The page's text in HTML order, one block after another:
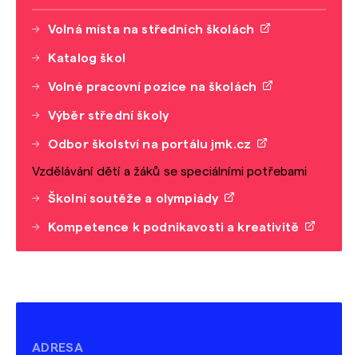
Volná místa na středních školách
Katalog škol
Volné pracovní pozice na školách
Výběr střední školy
Odbor školství na portálu jmk.cz
Vzdělávání dětí a žáků se speciálními potřebami
Školní soutěže a olympiády
Kompetence k podnikavosti a kreativitě
ADRESA